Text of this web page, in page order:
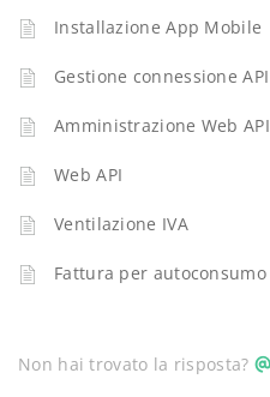
Installazione App Mobile
Gestione connessione API
Amministrazione Web API
Web API
Ventilazione IVA
Fattura per autoconsumo
Non hai trovato la risposta?